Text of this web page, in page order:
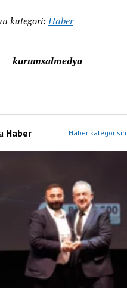
kategori: Haber
kurumsalmedya
Haber Haber